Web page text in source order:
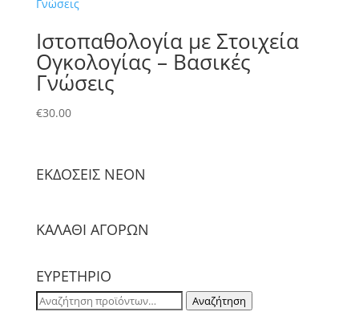
Ιστοπαθολογία με Στοιχεία
Ογκολογίας – Βασικές
Γνώσεις
€30.00
ΕΚΔΟΣΕΙΣ NΕΟΝ
ΚΑΛΑΘΙ ΑΓΟΡΩΝ
ΕΥΡΕΤΗΡΙΟ
Αναζήτηση
Αναζήτηση